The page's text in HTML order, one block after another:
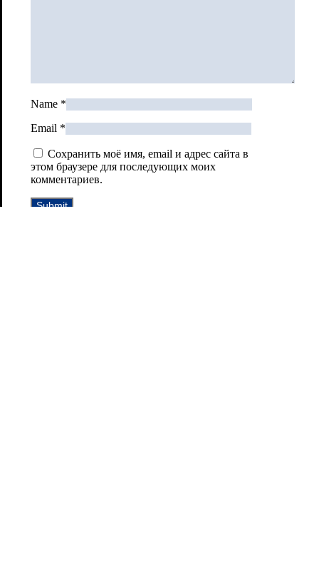
Name *
Email *
Сохранить моё имя, email и адрес сайта в
этом браузере для последующих моих
комментариев.